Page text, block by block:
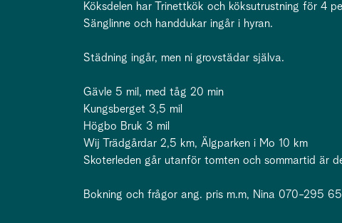
Köksdelen har Trinettkök och köksutrustning för 4
Sänglinne och handdukar ingår i hyran.
Städning ingår, men ni grovstädar själva.
Gävle 5 mil, med tåg 20 min
Kungsberget 3,5 mil
Högbo Bruk 3 mil
Wij Trädgårdar 2,5 km, Älgparken i Mo 10 km
Skoterleden går utanför tomten och sommartid är
Bokning och frågor ang. pris m.m, Nina 070-295